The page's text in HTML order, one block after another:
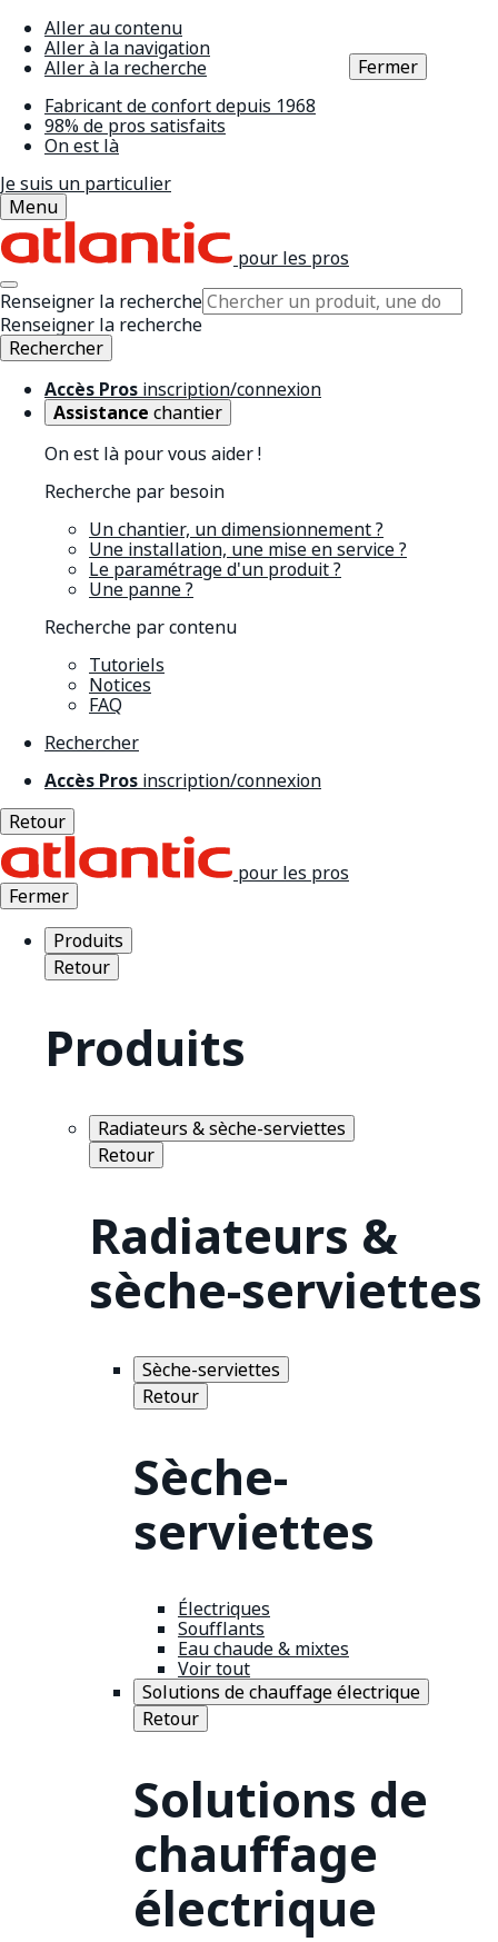
Aller au contenu
Aller à la navigation
Aller à la recherche
Fabricant de confort depuis 1968
98% de pros satisfaits
On est là
Je suis un particulier
Menu
pour les pros
Renseigner la recherche
Renseigner la recherche
Rechercher
Accès Pros inscription/connexion
Assistance chantier
On est là pour vous aider !
Recherche par besoin
Un chantier, un dimensionnement ?
Une installation, une mise en service ?
Le paramétrage d'un produit ?
Une panne ?
Recherche par contenu
Tutoriels
Notices
FAQ
Rechercher
Accès Pros inscription/connexion
Retour
pour les pros
Fermer
Produits
Retour
Produits
Radiateurs & sèche-serviettes
Retour
Radiateurs &
sèche-serviettes
Sèche-serviettes
Retour
Sèche-
serviettes
Électriques
Soufflants
Eau chaude & mixtes
Voir tout
Solutions de chauffage électrique
Retour
Solutions de
chauffage
électrique
Fermer